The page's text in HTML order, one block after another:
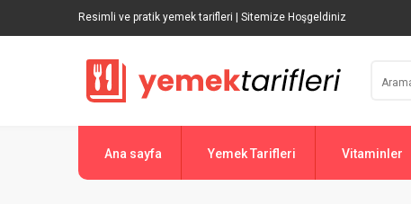
Resimli ve pratik yemek tarifleri | Sitemize Hoşgeldiniz
Ana sayfa Yemek Tarifleri Vitaminler